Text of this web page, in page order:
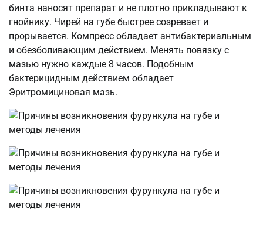
бинта наносят препарат и не плотно прикладывают к
гнойнику. Чирей на губе быстрее созревает и
прорывается. Компресс обладает антибактериальным
и обезболивающим действием. Менять повязку с
мазью нужно каждые 8 часов. Подобным
бактерицидным действием обладает
Эритромициновая мазь.